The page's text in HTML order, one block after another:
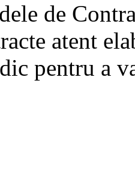
de
atent
pentru a